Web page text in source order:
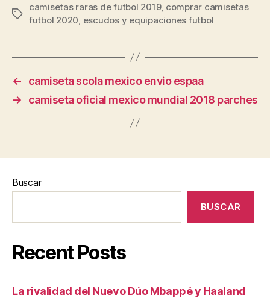
Etiquetas
camisetas raras de futbol 2019, comprar camisetas
futbol 2020 escudos y equipaciones futbol
←
camiseta scola mexico envio espaa
→
camiseta oficial mexico mundial 2018 parches
Buscar
BUSCAR
Recent Posts
La rivalidad del Nuevo Dúo Mbappé y Haaland